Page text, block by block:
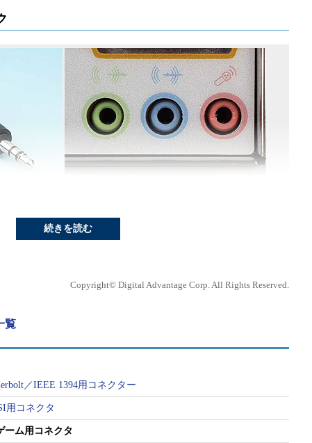
」は、 ミニプラグ／ミニジャック サウンドカードのアナ
続きを読む
Copyright© Digital Advantage Corp. All Rights Reserved.
覧
／IEEE 1394用コネクター
用コネクタ
ーム用コネクタ